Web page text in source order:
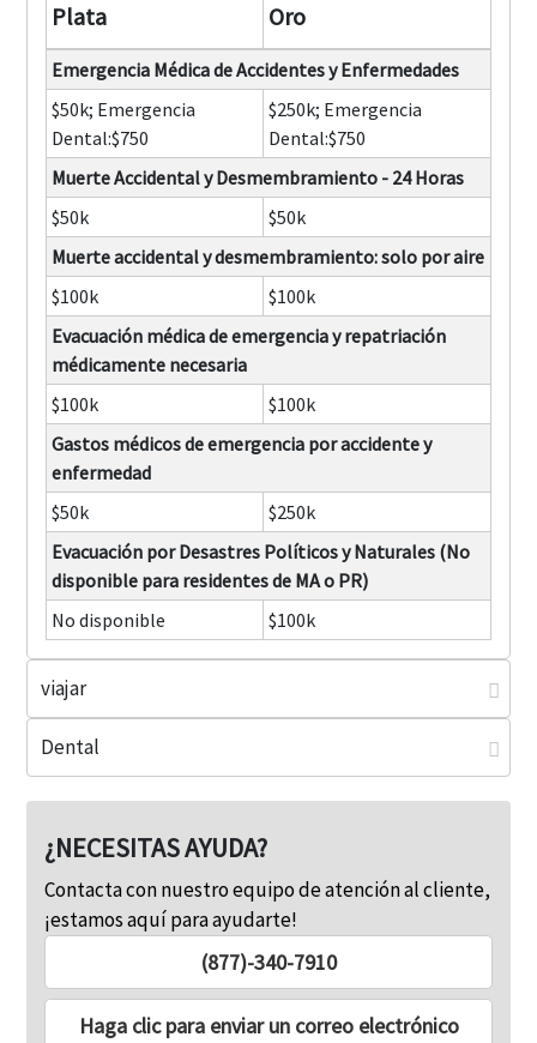
Plata Oro
Emergencia Médica de Accidentes y Enfermedades
$50k; Emergencia
Dental:$750
$250k; Emergencia
Dental:$750
Muerte Accidental y Desmembramiento - 24 Horas
$50k
$50k
Muerte accidental y desmembramiento: solo por aire
$100k
$100k
Evacuación médica de emergencia y repatriación
médicamente necesaria
$100k
$100k
Gastos médicos de emergencia por accidente y
enfermedad
$50k
$250k
Evacuación por Desastres Políticos y Naturales (No
disponible para residentes de MA o PR)
No disponible
$100k
viajar
Dental
¿NECESITAS AYUDA?
Contacta con nuestro equipo de atención al cliente,
¡estamos aquí para ayudarte!
(877)-340-7910
Haga clic para enviar un correo electrónico